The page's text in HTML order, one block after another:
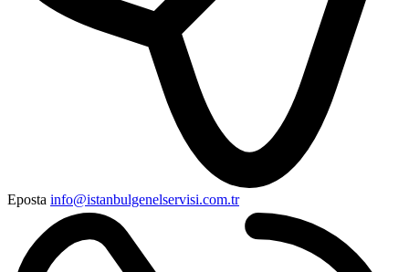
Eposta info@istanbulgenelservisi.com.tr